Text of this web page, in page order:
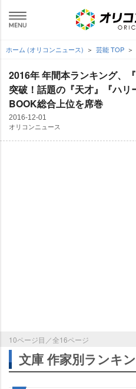
ホーム (オリコンニュース) 芸能 TOP
2016年 年間本ランキング、
突破！話題の『天才』『ハリ
BOOK総合上位を席巻
2016-12-01
オリコンニュース
10ページ目／全16ページ
文庫 作家別ランキ